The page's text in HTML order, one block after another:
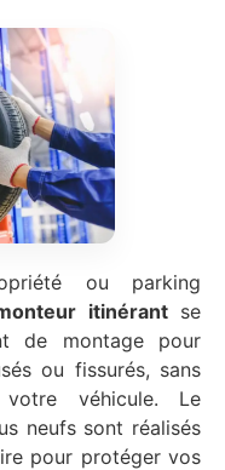
ou parking
itinérantse
de montage pour
ou fissurés, sans
véhicule. Le
neufs sont réalisés
pour protéger vos